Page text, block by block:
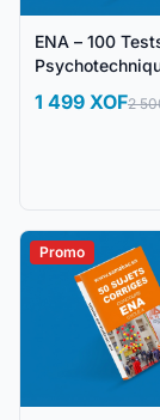
ENA – 100
Corrigés +
1 499 XOF2
Promo